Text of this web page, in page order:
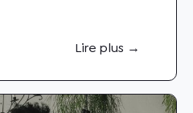
Lire plus →